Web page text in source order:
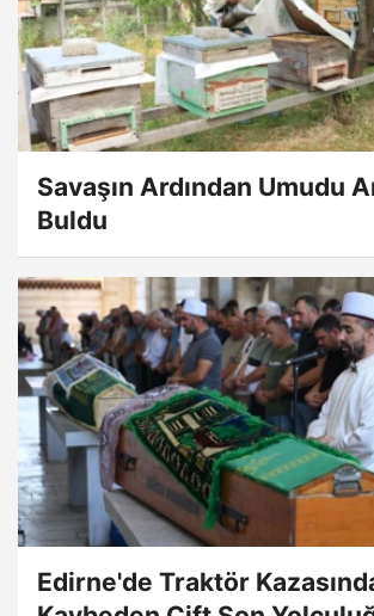
Savaşın Ardından Umudu
Buldu
Edirne'de Traktör